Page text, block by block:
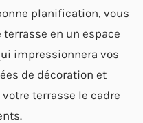
planification, vous
en un espace
impressionnera vos
de décoration et
terrasse le cadre